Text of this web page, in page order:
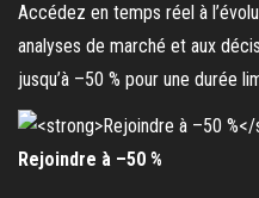
Accédez en temps réel à
analyses de marché et aux
jusqu’à –50 % pour une durée
Rejoindre à –50 %